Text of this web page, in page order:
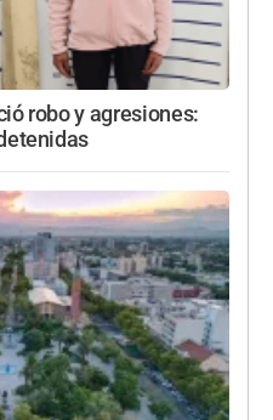
robo y agresiones: